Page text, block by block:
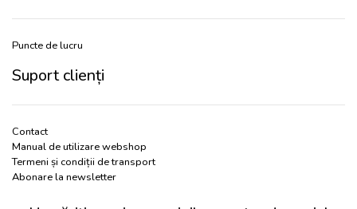
Puncte de lucru
Suport clienți
Contact
Manual de utilizare webshop
Termeni și condiții de transport
Abonare la newsletter